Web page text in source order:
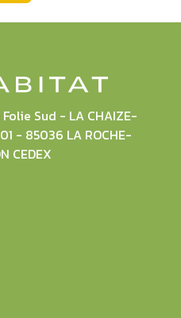
Sud - LA CHAIZE-
- 85036 LA ROCHE-
CEDEX